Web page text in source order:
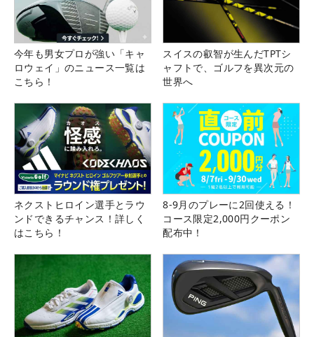
今年も男女プロが強い「キャ
ロウェイ」のニュース一覧は
こちら！
スイスの叡智が生んだTPTシ
ャフトで、ゴルフを異次元の
世界へ
ネクストヒロイン選手とラウ
ンドできるチャンス！詳しく
はこちら！
8-9月のプレーに2回使える！
コース限定2,000円クーポン
配布中！